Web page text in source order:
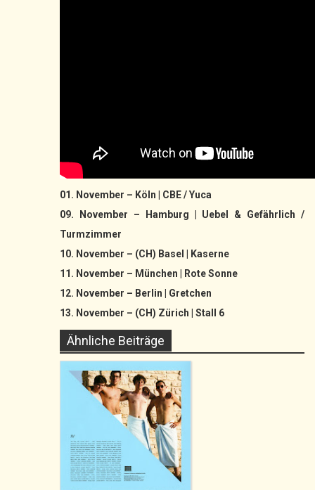
01. November – Köln | CBE / Yuca
09. November – Hamburg | Uebel & Gefährlich /
Turmzimmer
10. November – (CH) Basel | Kaserne
11. November – München | Rote Sonne
12. November – Berlin | Gretchen
13. November – (CH) Zürich | Stall 6
Ähnliche Beiträge